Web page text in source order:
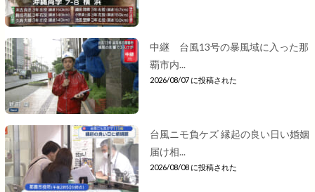
中継 台風13号の暴風域に入った那
覇市内...
2026/08/07 に投稿された
台風ニモ負ケズ 縁起の良い日い婚姻
届け相...
2026/08/08 に投稿された